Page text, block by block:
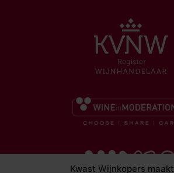
Kwast Wijnkopers maakt